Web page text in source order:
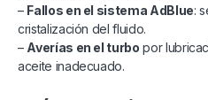
– Fallos en el sistema AdBlue:
cristalización del fluido.
– Averías en el turbo por
aceite inadecuado.